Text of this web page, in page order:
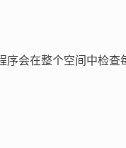
会在整个空间中检查